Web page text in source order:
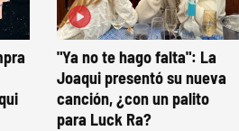
"Ya no te hago falta": La
Joaqui presentó su nueva
canción, ¿con un palito
para Luck Ra?